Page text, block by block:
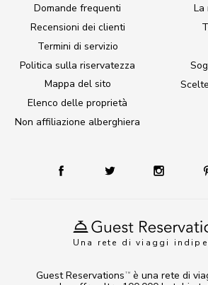
Una rete di viaggi
Domande frequenti
Recensioni dei clienti
Termini di servizio
Politica sulla riservatezza
Mappa del sito
Elenco delle proprietà
Non affiliazione alberghiera
La
Guest Reservations TM
è una rete di